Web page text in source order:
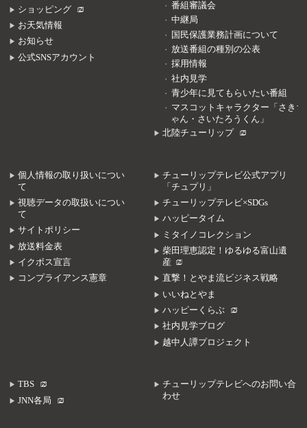
ショッピング
お天気情報
お知らせ
公式SNSアカウント
番組審議会
中継局
国民保護業務計画について
放送番組の種別の公表
採用情報
社内見学
青少年に見てもらいたい番組
マスコットキャラクター「さきち
ゃん・さいたろうくん」
北陸チューリップ
個人情報の取り扱いについ
て
視聴データの取扱いについ
て
サイトポリシー
放送料金表
イクボス宣言
コンプライアンス憲章
チューリップテレビ公式アプリ
「チュプリ」
チューリップテレビ×SDGs
ハッピータイム
ミタイノコレクション
柴田理恵認定！ゆるゆる富山遺
産
直撃！とやま流ビジネス戦略
いいねとやま
ハッピーくらぶ
社内見学ブログ
越中人譚プロジェクト
TBS
JNN各局
チューリップテレビへのお問い合
わせ